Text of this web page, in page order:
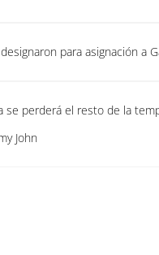
para asignación a
se perderá el resto de la
John